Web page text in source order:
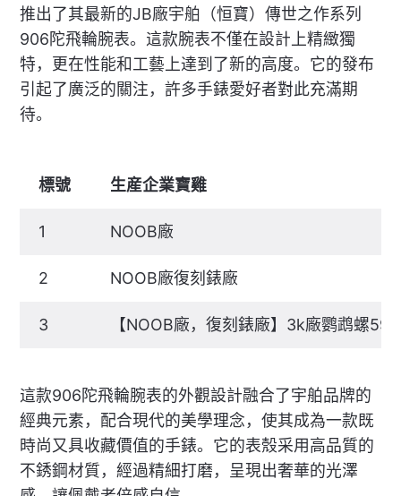
推出了其最新的JB廠宇舶（恒寶）傳世之作系列
906陀飛輪腕表。這款腕表不僅在設計上精緻獨
特，更在性能和工藝上達到了新的高度。它的發布
引起了廣泛的關注，許多手錶愛好者對此充滿期
待。
標號 生産企業寶雞
1 NOOB廠
2 NOOB廠復刻錶廠
3 【NOOB廠，復刻錶廠】3k廠鹦鹉螺
這款906陀飛輪腕表的外觀設計融合了宇舶品牌的
經典元素，配合現代的美學理念，使其成為一款既
時尚又具收藏價值的手錶。它的表殼采用高品質的
不銹鋼材質，經過精細打磨，呈現出奢華的光澤